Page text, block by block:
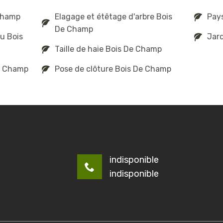
Bois
Elagage et étêtage d'arbre Bois
De Champ
Taille de haie Bois De Champ
Pose de clôture Bois De Champ
indisponible
indisponible